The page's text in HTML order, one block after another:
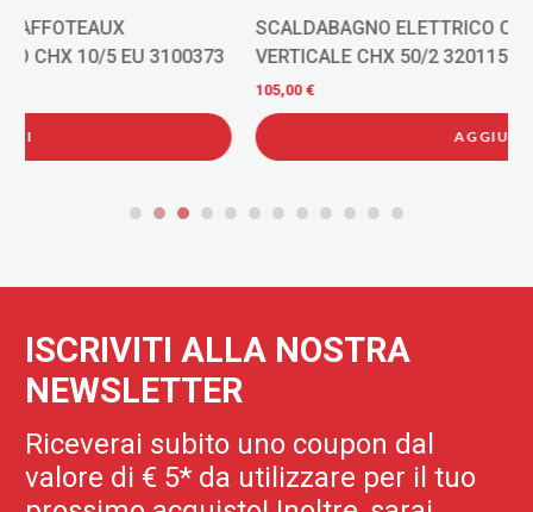
SCALDABAGNO ELETTRICO CHAFFOTEAUX 50 LITRI
VERTICALE CHX 50/2 3201152
AGGIUNGI
ISCRIVITI ALLA NOSTRA
NEWSLETTER
Riceverai subito uno coupon dal
valore di € 5* da utilizzare per il tuo